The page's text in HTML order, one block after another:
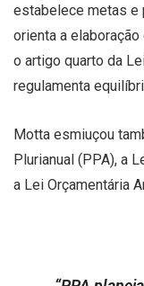
estabelece metas e
orienta a
o artigo quarto da
regulamenta
Motta esmiuçou
Plurianual (PPA), a
a Lei Orçamentária